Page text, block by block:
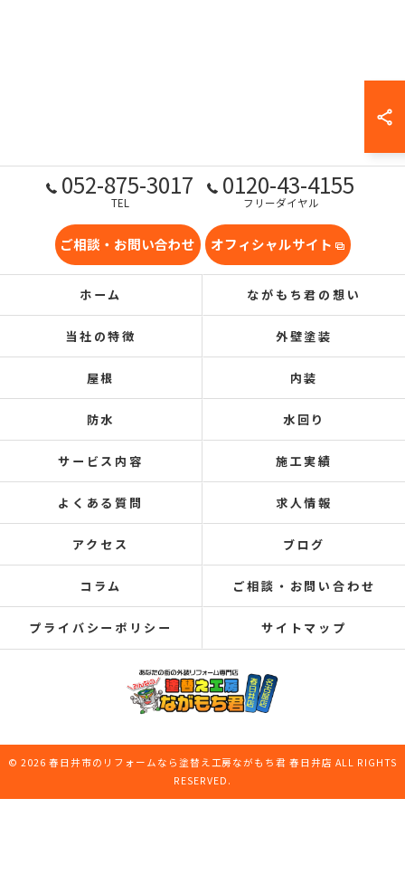
052-875-3017
TEL
0120-43-4155
フリーダイヤル
ご相談・お問い合わせ オフィシャルサイト
ホーム ながもち君の想い
当社の特徴 外壁塗装
屋根 内装
防水 水回り
サービス内容 施工実績
よくある質問 求人情報
アクセス ブログ
コラム ご相談・お問い合わせ
プライバシーポリシー サイトマップ
© 2026 春日井市のリフォームなら塗替え工房ながもち君 春日井店 ALL RIGHTS
RESERVED.